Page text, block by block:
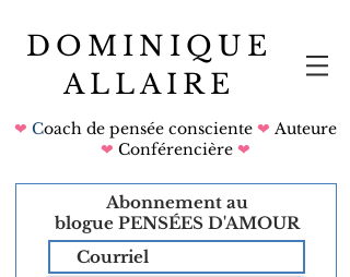
DOMINIQUE
ALLAIRE
❤ Coach de pensée consciente ❤ Auteure
❤ Conférencière ❤
Abonnement au
blogue PENSÉES D'AMOUR